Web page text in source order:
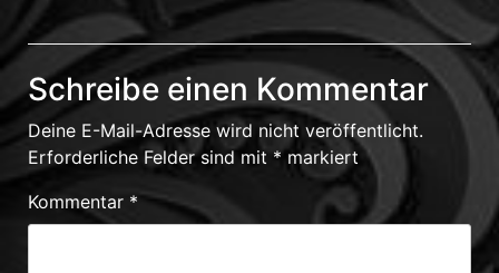
Schreibe einen Kommentar
Deine E-Mail-Adresse wird nicht veröffentlicht.
Erforderliche Felder sind mit * markiert
Kommentar *